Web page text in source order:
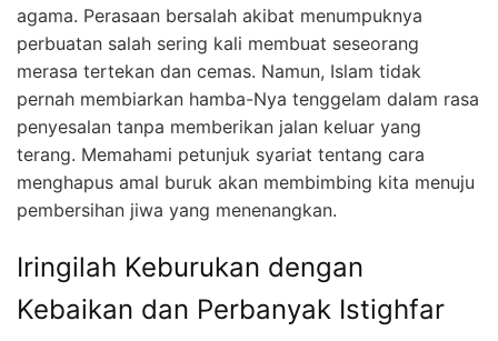
agama. Perasaan bersalah akibat menumpuknya
perbuatan salah sering kali membuat seseorang
merasa tertekan dan cemas. Namun, Islam tidak
pernah membiarkan hamba-Nya tenggelam dalam rasa
penyesalan tanpa memberikan jalan keluar yang
terang. Memahami petunjuk syariat tentang cara
menghapus amal buruk akan membimbing kita menuju
pembersihan jiwa yang menenangkan.
Iringilah Keburukan dengan
Kebaikan dan Perbanyak Istighfar